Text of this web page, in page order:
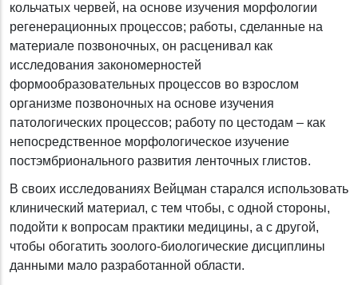
кольчатых червей, на основе изучения морфологии
регенерационных процессов; работы, сделанные на
материале позвоночных, он расценивал как
исследования закономерностей
формообразовательных процессов во взрослом
организме позвоночных на основе изучения
патологических процессов; работу по цестодам – как
непосредственное морфологическое изучение
постэмбрионального развития ленточных глистов.
В своих исследованиях Вейцман старался использовать
клинический материал, с тем чтобы, с одной стороны,
подойти к вопросам практики медицины, а с другой,
чтобы обогатить зоолого-биологические дисциплины
данными мало разработанной области.